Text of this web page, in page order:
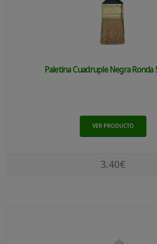
Paletina Cuadruple Negra Ronda
VER PRODUCTO
3.40€